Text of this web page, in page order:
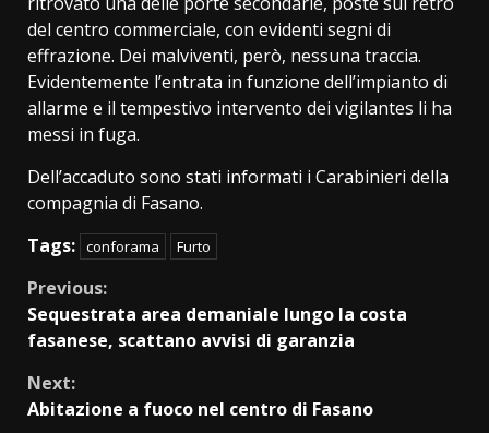
del centro commerciale, con evidenti segni di
effrazione. Dei malviventi, però, nessuna traccia.
Evidentemente l’entrata in funzione dell’impianto di
allarme e il tempestivo intervento dei vigilantes li ha
messi in fuga.
Dell’accaduto sono stati informati i Carabinieri della
compagnia di Fasano.
Tags: conforama Furto
Continue
Reading
Previous:
Sequestrata area demaniale lungo la costa
fasanese, scattano avvisi di garanzia
Next:
Abitazione a fuoco nel centro di Fasano